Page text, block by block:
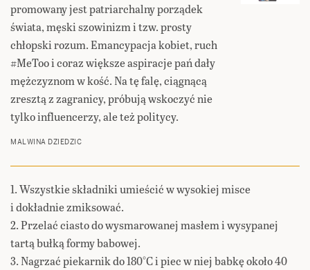
promowany jest patriarchalny porządek
świata, męski szowinizm i tzw. prosty
chłopski rozum. Emancypacja kobiet, ruch
#MeToo i coraz większe aspiracje pań dały
mężczyznom w kość. Na tę falę, ciągnącą
zresztą z zagranicy, próbują wskoczyć nie
tylko influencerzy, ale też politycy.
MALWINA DZIEDZIC
1. Wszystkie składniki umieścić w wysokiej misce
i dokładnie zmiksować.
2. Przelać ciasto do wysmarowanej masłem i wysypanej
tartą bułką formy babowej.
3. Nagrzać piekarnik do 180°C i piec w niej babkę około 40